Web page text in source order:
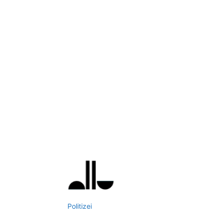
Politizei